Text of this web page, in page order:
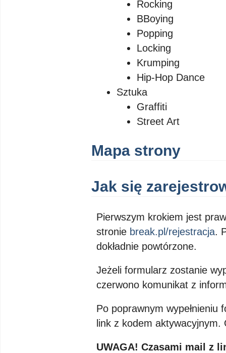
Rocking
BBoying
Popping
Locking
Krumping
Hip-Hop Dance
Sztuka
Graffiti
Street Art
Mapa strony
Jak się
Pierwszym krokiem jest
stronie break.pl/rejestracja.
dokładnie powtórzone.
Jeżeli formularz zostanie
czerwono komunikat z
Po poprawnym wypełnieniu
link z kodem aktywacyjnym.
UWAGA! Czasami mail z